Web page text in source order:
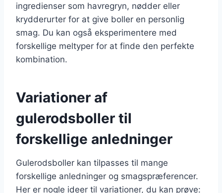
ingredienser som havregryn, nødder eller
krydderurter for at give boller en personlig
smag. Du kan også eksperimentere med
forskellige meltyper for at finde den perfekte
kombination.
Variationer af
gulerodsboller til
forskellige anledninger
Gulerodsboller kan tilpasses til mange
forskellige anledninger og smagspræferencer.
Her er nogle ideer til variationer, du kan prøve: